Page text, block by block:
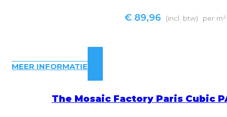
€89,96 (incl. btw) per m²
MEER INFORMATIE
The Mosaic Factory Paris Cubic